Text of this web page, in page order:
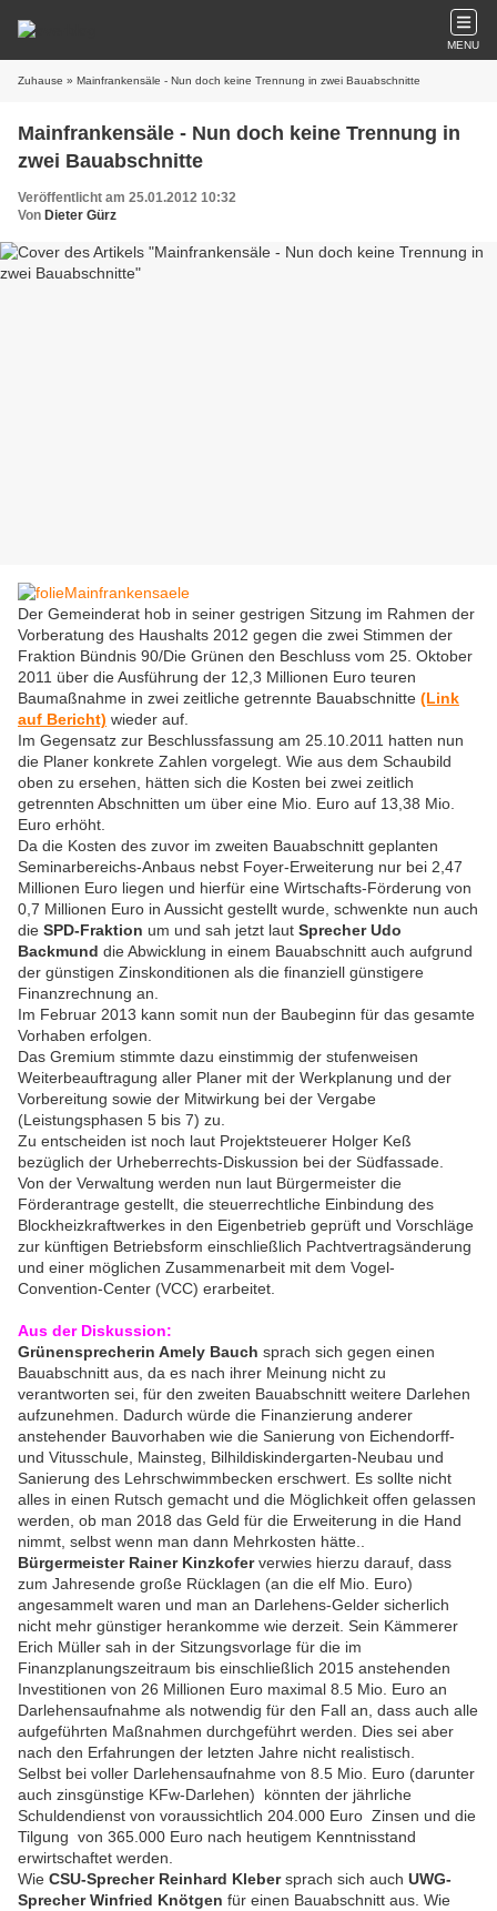
MENU
Zuhause » Mainfrankensäle - Nun doch keine Trennung in zwei Bauabschnitte
Mainfrankensäle - Nun doch keine Trennung in
zwei Bauabschnitte
Veröffentlicht am 25.01.2012 10:32
Von Dieter Gürz
Der Gemeinderat hob in seiner gestrigen Sitzung im Rahmen der
Vorberatung des Haushalts 2012 gegen die zwei Stimmen der
Fraktion Bündnis 90/Die Grünen den Beschluss vom 25. Oktober
2011 über die Ausführung der 12,3 Millionen Euro teuren
Baumaßnahme in zwei zeitliche getrennte Bauabschnitte (Link
auf Bericht) wieder auf.
Im Gegensatz zur Beschlussfassung am 25.10.2011 hatten nun
die Planer konkrete Zahlen vorgelegt. Wie aus dem Schaubild
oben zu ersehen, hätten sich die Kosten bei zwei zeitlich
getrennten Abschnitten um über eine Mio. Euro auf 13,38 Mio.
Euro erhöht.
Da die Kosten des zuvor im zweiten Bauabschnitt geplanten
Seminarbereichs-Anbaus nebst Foyer-Erweiterung nur bei 2,47
Millionen Euro liegen und hierfür eine Wirtschafts-Förderung von
0,7 Millionen Euro in Aussicht gestellt wurde, schwenkte nun auch
die SPD-Fraktion um und sah jetzt laut Sprecher Udo
Backmund die Abwicklung in einem Bauabschnitt auch aufgrund
der günstigen Zinskonditionen als die finanziell günstigere
Finanzrechnung an.
Im Februar 2013 kann somit nun der Baubeginn für das gesamte
Vorhaben erfolgen.
Das Gremium stimmte dazu einstimmig der stufenweisen
Weiterbeauftragung aller Planer mit der Werkplanung und der
Vorbereitung sowie der Mitwirkung bei der Vergabe
(Leistungsphasen 5 bis 7) zu.
Zu entscheiden ist noch laut Projektsteuerer Holger Keß
bezüglich der Urheberrechts-Diskussion bei der Südfassade.
Von der Verwaltung werden nun laut Bürgermeister die
Förderantrage gestellt, die steuerrechtliche Einbindung des
Blockheizkraftwerkes in den Eigenbetrieb geprüft und Vorschläge
zur künftigen Betriebsform einschließlich Pachtvertragsänderung
und einer möglichen Zusammenarbeit mit dem Vogel-
Convention-Center (VCC) erarbeitet.
Aus der Diskussion:
Grünensprecherin Amely Bauch sprach sich gegen einen
Bauabschnitt aus, da es nach ihrer Meinung nicht zu
verantworten sei, für den zweiten Bauabschnitt weitere Darlehen
aufzunehmen. Dadurch würde die Finanzierung anderer
anstehender Bauvorhaben wie die Sanierung von Eichendorff-
und Vitusschule, Mainsteg, Bilhildiskindergarten-Neubau und
Sanierung des Lehrschwimmbecken erschwert. Es sollte nicht
alles in einen Rutsch gemacht und die Möglichkeit offen gelassen
werden, ob man 2018 das Geld für die Erweiterung in die Hand
nimmt, selbst wenn man dann Mehrkosten hätte..
Bürgermeister Rainer Kinzkoferverwies hierzu darauf, dass
zum Jahresende große Rücklagen (an die elf Mio. Euro)
angesammelt waren und man an Darlehens-Gelder sicherlich
nicht mehr günstiger herankomme wie derzeit. Sein Kämmerer
Erich Müller sah in der Sitzungsvorlage für die im
Finanzplanungszeitraum bis einschließlich 2015 anstehenden
Investitionen von 26 Millionen Euro maximal 8.5 Mio. Euro an
Darlehensaufnahme als notwendig für den Fall an, dass auch alle
aufgeführten Maßnahmen durchgeführt werden. Dies sei aber
nach den Erfahrungen der letzten Jahre nicht realistisch.
Selbst bei voller Darlehensaufnahme von 8.5 Mio. Euro (darunter
auch zinsgünstige KFw-Darlehen) könnten der jährliche
Schuldendienst von voraussichtlich 204.000 Euro Zinsen und die
Tilgung von 365.000 Euro nach heutigem Kenntnisstand
erwirtschaftet werden.
Wie CSU-Sprecher Reinhard Klebersprach sich auch UWG-
Sprecher Winfried Knötgen für einen Bauabschnitt aus. Wie